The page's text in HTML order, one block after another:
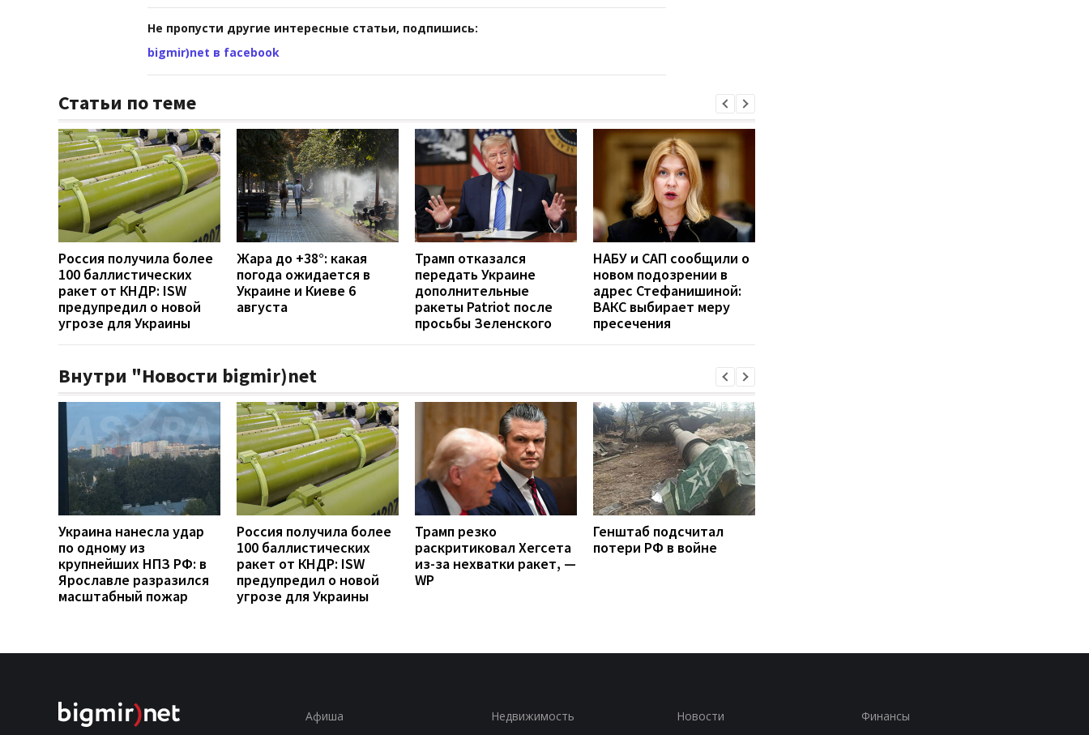
Не пропусти другие интересные статьи, подпишись:
bigmir)net в facebook
Статьи по теме
Россия получила более
100 баллистических
ракет от КНДР: ISW
предупредил о новой
угрозе для Украины
Жара до +38°: какая
погода ожидается в
Украине и Киеве 6
августа
Трамп отказался
передать Украине
дополнительные
ракеты Patriot после
просьбы Зеленского
НАБУ и САП сообщили о
новом подозрении в
адрес Стефанишиной:
ВАКС выбирает меру
пресечения
Внутри "Новости bigmir)net
Украина нанесла удар
по одному из
крупнейших НПЗ РФ: в
Ярославле разразился
масштабный пожар
Россия получила более
100 баллистических
ракет от КНДР: ISW
предупредил о новой
угрозе для Украины
Трамп резко
раскритиковал Хегсета
из-за нехватки ракет, —
WP
Генштаб подсчитал
потери РФ в войне
Афиша Недвижимость Новости Финансы